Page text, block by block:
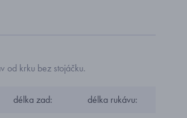
od krku bez stojáčku.
délka zad: délka rukávu: